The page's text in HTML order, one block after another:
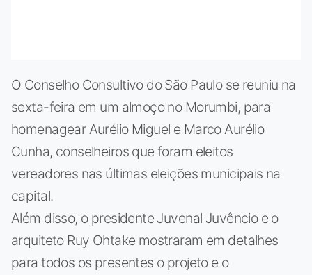
O Conselho Consultivo do São Paulo se reuniu na
sexta-feira em um almoço no Morumbi, para
homenagear Aurélio Miguel e Marco Aurélio
Cunha, conselheiros que foram eleitos
vereadores nas últimas eleições municipais na
capital.
Além disso, o presidente Juvenal Juvêncio e o
arquiteto Ruy Ohtake mostraram em detalhes
para todos os presentes o projeto e o